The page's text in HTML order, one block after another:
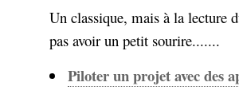
Un classique, mais à la lecture
pas avoir un petit sourire.......
Piloter un projet avec des